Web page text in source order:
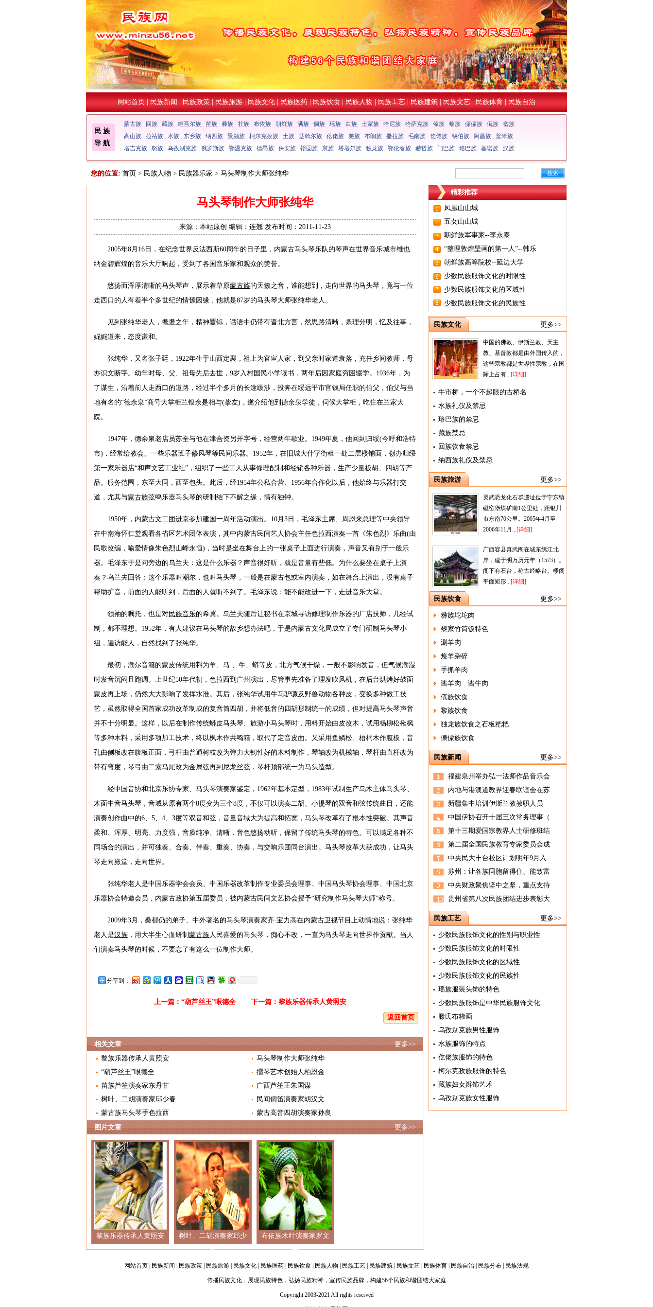
网站首页 民族新闻 民族政策 民族旅游 民族文化 民族医药 民族饮食 民族人物 民族工艺 民族建筑 民族文艺 民族体育 民族自治
民 族
导 航
蒙古族 回族 藏族 维吾尔族 苗族 彝族 壮族 布依族 朝鲜族 满族 侗族 瑶族 白族 土家族 哈尼族 哈萨克族 傣族 黎族 傈僳族 佤族
畲族
高山族
拉祜族 水族 东乡族 纳西族 景颇族 柯尔克孜族 土族 达斡尔族 仫佬族 羌族 布朗族 撒拉族 毛南族 仡佬族 锡伯族 阿昌族
普米族
塔吉克族
怒族 乌孜别克族 俄罗斯族 鄂温克族 德昂族 保安族 裕固族 京族 塔塔尔族 独龙族 鄂伦春族 赫哲族 门巴族 珞巴族 基诺族 汉族
您的位置: 首页 > 民族人物 > 民族器乐家 > 马头琴制作大师张纯华 搜索
马头琴制作大师张纯华
来源：本站原创 编辑：连翘 发布时间：2011-11-23
2005年8月16日，在纪念世界反法西斯60周年的日子里，内蒙古马头琴乐队的琴声在世界音乐城市维也
纳金碧辉煌的音乐大厅响起，受到了各国音乐家和观众的赞誉。
悠扬而浑厚清晰的马头琴声，展示着草原蒙古族的天籁之音，谁能想到，走向世界的马头琴，竟与一位
走西口的人有着半个多世纪的情愫因缘，他就是87岁的马头琴大师张纯华老人。
见到张纯华老人，耄耋之年，精神矍铄，话语中仍带有晋北方言，然思路清晰，条理分明，忆及往事，
娓娓道来，态度谦和。
张纯华，又名张子廷，1922年生于山西定襄，祖上为官宦人家，到父亲时家道衰落，充任乡间教师，母
亦识文断字。幼年时母、父、祖母先后去世，9岁入村国民小学读书，两年后因家庭穷困辍学。1936年，为
了谋生，沿着前人走西口的道路，经过半个多月的长途跋涉，投奔在绥远平市官钱局任职的伯父，伯父与当
地有名的“德余泉”商号大掌柜兰银余是相与(挚友)，遂介绍他到德余泉学徒，伺候大掌柜，吃住在兰家大
院。
1947年，德余泉老店员苏全与他在津合资另开字号，经营两年歇业。1949年夏，他回到归绥(今呼和浩特
市)，经常给教会、一些乐器班子修风琴等民间乐器。1952年，在旧城大什字街租一处二层楼铺面，创办归绥
第一家乐器店“和声文艺工业社”，组织了一些工人从事修理配制和经销各种乐器，生产少量板胡、四胡等产
品。服务范围，东至大同，西至包头。此后，经1954年公私合营、1956年合作化以后，他始终与乐器打交
道，尤其与蒙古族弦鸣乐器马头琴的研制结下不解之缘，情有独钟。
1950年，内蒙古文工团进京参加建国一周年活动演出。10月3日，毛泽东主席、周恩来总理等中央领导
在中南海怀仁堂观看各省区艺术团体表演，其中内蒙古民间艺人协会主任色拉西演奏一首《朱色烈》乐曲(由
民歌改编，喻爱情像朱色烈山峰永恒)，当时是坐在舞台上的一张桌子上面进行演奏，声音又有别于一般乐
器。毛泽东于是问旁边的乌兰夫：这是什么乐器？声音很好听，就是音量有些低。为什么要坐在桌子上演
奏？乌兰夫回答：这个乐器叫潮尔，也叫马头琴，一般是在蒙古包或室内演奏，如在舞台上演出，没有桌子
帮助扩音，前面的人能听到，后面的人就听不到了。毛泽东说：能不能改进一下，走进音乐大堂。
领袖的嘱托，也是对民族音乐的希冀。乌兰夫随后让秘书在京城寻访修理制作乐器的厂店技师，几经试
制，都不理想。1952年，有人建议在马头琴的故乡想办法吧，于是内蒙古文化局成立了专门研制马头琴小
组，遍访能人，自然找到了张纯华。
最初，潮尔音箱的蒙皮传统用料为羊、马 、牛、蟒等皮，北方气候干燥，一般不影响发音，但气候潮湿
时发音沉闷且跑调。上世纪50年代初，色拉西到广州演出，尽管事先准备了理发吹风机，在后台烘烤好鼓面
蒙皮再上场，仍然大大影响了发挥水准。其后，张纯华试用牛马驴骡及野兽动物各种皮，变换多种做工技
艺，虽然取得全国首家成功改革制成的复音筒四胡，并将低音的四胡形制统一的成绩，但对提高马头琴声音
并不十分明显。这样，以后在制作传统蟒皮马头琴、旅游小马头琴时，用料开始由皮改木，试用杨柳松楸枫
等多种木料，采用多项加工技术，终以枫木作共鸣箱，取代了定音皮面。又采用鱼鳞松、梧桐木作腹板，音
孔由侧板改在腹板正面，弓杆由普通树枝改为弹力大韧性好的木料制作，琴轴改为机械轴，琴杆由直杆改为
带有弯度，琴弓由二索马尾改为金属弦再到尼龙丝弦，琴杆顶部统一为马头造型。
经中国音协和北京乐协专家、马头琴演奏家鉴定，1962年基本定型，1983年试制生产乌木主体马头琴、
木面中音马头琴，音域从原有两个8度变为三个8度，不仅可以演奏二胡、小提琴的双音和弦传统曲目，还能
演奏创作曲中的6、5、4、3度等双音和弦，音量音域大为提高和拓宽，马头琴改革有了根本性突破。其声音
柔和、浑厚、明亮、力度强，音质纯净、清晰，音色悠扬动听，保留了传统马头琴的特色。可以满足各种不
同场合的演出，并可独奏、合奏、伴奏、重奏、协奏，与交响乐团同台演出。马头琴改革大获成功，让马头
琴走向殿堂，走向世界。
张纯华老人是中国乐器学会会员、中国乐器改革制作专业委员会理事、中国马头琴协会理事、中国北京
乐器协会特邀会员，内蒙古政协第五届委员，被内蒙古民间文艺协会授予“研究制作马头琴大师”称号。
2009年3月，桑都仍的弟子、中外著名的马头琴演奏家齐·宝力高在内蒙古卫视节目上动情地说：张纯华
老人是汉族 ，用大半生心血研制 蒙古族人民喜爱的马头琴，痴心不改，一直为马头琴走向世界作贡献。当人
们演奏马头琴的时候，不要忘了有这么一位制作大师。
分享到：
上一篇： “葫芦丝王”哏德全 下一篇： 黎族乐器传承人黄照安
返回首页
更多>>
相关文章
黎族乐器传承人黄照安
马头琴制作大师张纯华
“葫芦丝王”哏德全
擂琴艺术创始人柏恩金
苗族芦笙演奏家东丹甘
广西芦笙王朱国谋
树叶、二胡演奏家邱少春
民间侗笛演奏家胡汉文
蒙古族马头琴手色拉西
蒙古高音四胡演奏家孙良
更多>>
图片文章
黎族乐器传承人黄照安
树叶、二胡演奏家邱少
春
布依族木叶演奏家罗文
军
精彩推荐
凤凰山山城
五女山山城
朝鲜族军事家--李永泰
“整理敦煌壁画的第一人”--韩乐
朝鲜族高等院校--延边大学
少数民族服饰文化的时限性
少数民族服饰文化的区域性
少数民族服饰文化的民族性
更多>>
民族文化
中国的佛教、伊斯兰教、天主
教、基督教都是由外国传入的，
这些宗教都是世界性宗教，在国
际上占有...[详细]
牛市桥，一个不起眼的古桥名
水族礼仪及禁忌
珞巴族的禁忌
藏族禁忌
回族饮食禁忌
纳西族礼仪及禁忌
更多>>
民族旅游
灵武恐龙化石群遗址位于宁东镇
磁窑堡煤矿南1公里处，距银川
市东南70公里。2005年4月至
2006年11月...[详细]
广西容县真武阁在城东绣江北
岸，建于明万历元年（1573）。
阁下有石台，称古经略台。楼阁
平面矩形...[详细]
更多>>
民族饮食
彝族坨坨肉
黎家竹筒饭特色
涮羊肉
烩羊杂碎
手抓羊肉
酱羊肉 酱牛肉
佤族饮食
黎族饮食
独龙族饮食之石板粑粑
傈僳族饮食
更多>>
民族新闻
福建泉州举办弘一法师作品音乐会
内地与港澳道教界迎春联谊会在苏
新疆集中培训伊斯兰教教职人员
中国伊协召开十届三次常务理事（
第十三期爱国宗教界人士研修班结
第二届全国民族教育专家委员会成
中央民大丰台校区计划明年9月入
苏州：让各族同胞留得住、能致富
中央财政聚焦坚中之坚，重点支持
贵州省第八次民族团结进步表彰大
更多>>
民族工艺
少数民族服饰文化的性别与职业性
少数民族服饰文化的时限性
少数民族服饰文化的区域性
少数民族服饰文化的民族性
瑶族服装头饰的特色
少数民族服饰是中华民族服饰文化
滕氏布糊画
乌孜别克族男性服饰
水族服饰的特点
仡佬族服饰的特色
柯尔克孜族服饰的特色
藏族妇女辫饰艺术
乌孜别克族女性服饰
网站首页 民族新闻 民族政策 民族旅游 民族文化 民族医药 民族饮食 民族人物 民族工艺 民族建筑 民族文艺 民族体育 民族自治 民族分布 民族法规
传播民族文化，展现民族特色，弘扬民族精神，宣传民族品牌，构建56个民族和谐团结大家庭
Copyright 2003-2021 All rights reserved